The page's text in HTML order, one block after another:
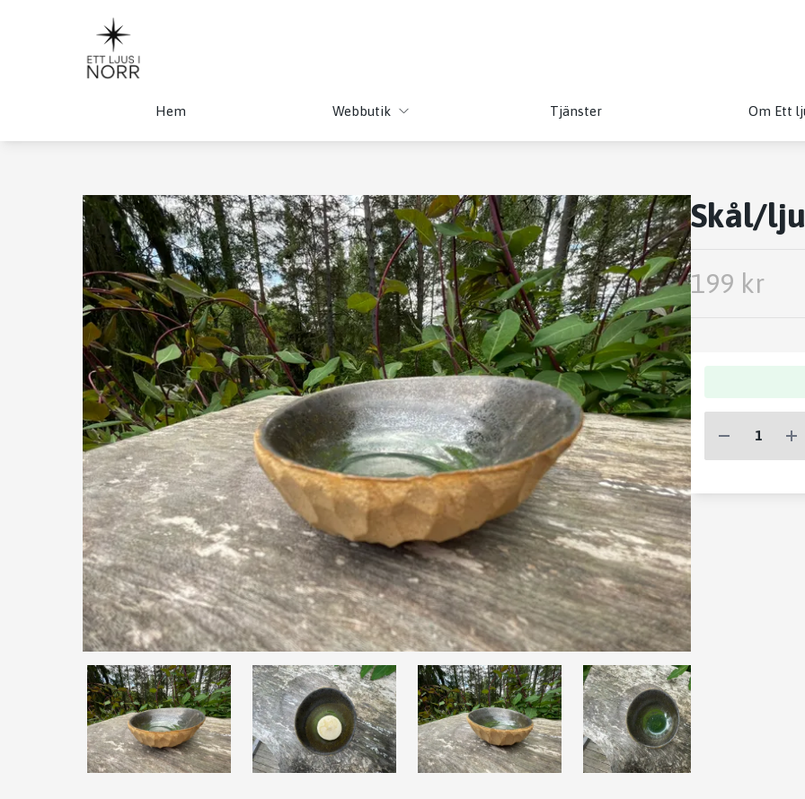
Hem Webbutik Tjänster Om Ett
Skål/
199 kr